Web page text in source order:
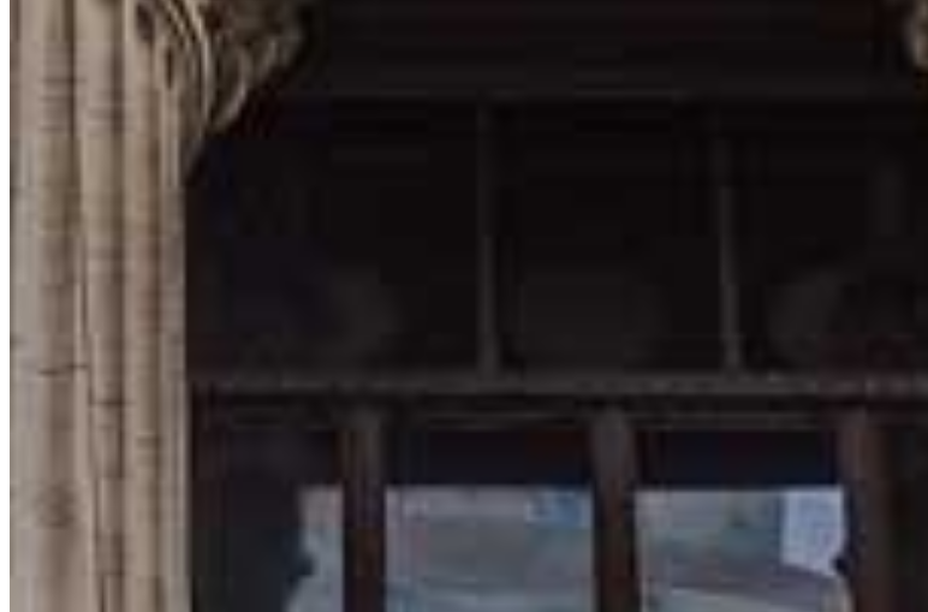
Investičný expert, šéfredaktor a zakladateľ portálu Uspesnynaburze.sk
Valentína Vajdová
Country Web Manager, redaktorka a editorka
Soňa Kőröšiová
Naše míľniky
Po úspechu na domácom trhu sme expandovali do Českej republiky
Vznikla Akadémia úspešného investora